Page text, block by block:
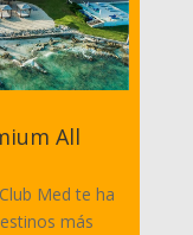
All
Med te ha
más